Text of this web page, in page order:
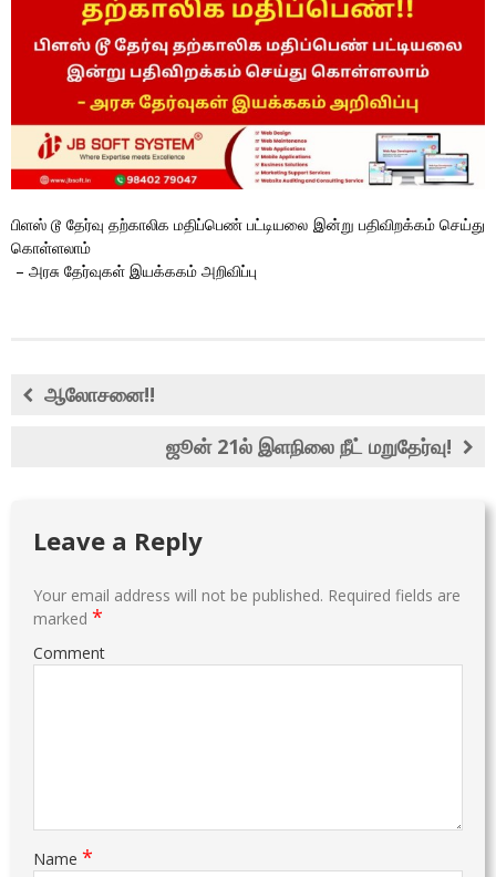
பிளஸ் டூ தேர்வு தற்காலிக மதிப்பெண் பட்டியலை இன்று பதிவிறக்கம் செய்து
கொள்ளலாம்
– அரசு தேர்வுகள் இயக்ககம் அறிவிப்பு
ஆலோசனை!!
ஜூன் 21ல் இளநிலை நீட் மறுதேர்வு!
Leave a Reply
Your email address will not be published. Required fields are
marked *
Comment
Name *